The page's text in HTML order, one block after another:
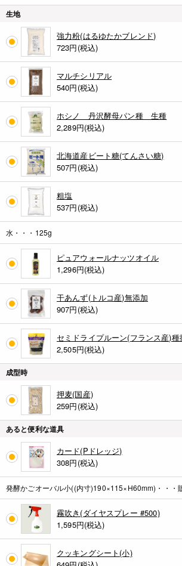
生地
強力粉(はるゆたかブレンド)
723円(税込)
マルチシリアル
540円(税込)
ホシノ 丹沢酵母パン種 生種
2,289円(税込)
北海道産ビート糖(てんさい糖)
507円(税込)
粗塩
537円(税込)
水・・・125g
ピュアウォールナッツオイル
1,296円(税込)
干あんず(トルコ産)無添加
907円(税込)
セミドライプルーン(フランス産)種
2,505円(税込)
成型時
押麦(国産)
259円(税込)
あると便利な道具
カード(Pドレッジ)
308円(税込)
発酵かごオーバル小((内寸)190×115×H60mm)・・・
霧吹き(ダイヤスプレー #500)
1,595円(税込)
クッキングシート(小)